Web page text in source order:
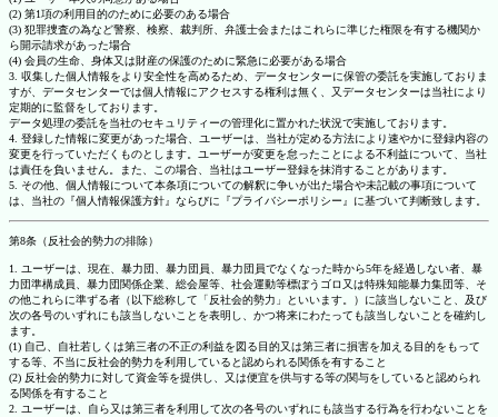
(2) 第1項の利用目的のために必要のある場合
(3) 犯罪捜査の為など警察、検察、裁判所、弁護士会またはこれらに準じた権限を有する機関か
ら開示請求があった場合
(4) 会員の生命、身体又は財産の保護のために緊急に必要がある場合
3. 収集した個人情報をより安全性を高めるため、データセンターに保管の委託を実施しておりま
すが、データセンターでは個人情報にアクセスする権利は無く、又データセンターは当社により
定期的に監督をしております。
データ処理の委託を当社のセキュリティーの管理化に置かれた状況で実施しております。
4. 登録した情報に変更があった場合、ユーザーは、当社が定める方法により速やかに登録内容の
変更を行っていただくものとします。ユーザーが変更を怠ったことによる不利益について、当社
は責任を負いません。また、この場合、当社はユーザー登録を抹消することがあります。
5. その他、個人情報について本条項についての解釈に争いが出た場合や未記載の事項について
は、当社の『個人情報保護方針』ならびに『プライバシーポリシー』に基づいて判断致します。
第8条（反社会的勢力の排除）
1. ユーザーは、現在、暴力団、暴力団員、暴力団員でなくなった時から5年を経過しない者、暴
力団準構成員、暴力団関係企業、総会屋等、社会運動等標ぼうゴロ又は特殊知能暴力集団等、そ
の他これらに準ずる者（以下総称して「反社会的勢力」といいます。）に該当しないこと、及び
次の各号のいずれにも該当しないことを表明し、かつ将来にわたっても該当しないことを確約し
ます。
(1) 自己、自社若しくは第三者の不正の利益を図る目的又は第三者に損害を加える目的をもって
する等、不当に反社会的勢力を利用していると認められる関係を有すること
(2) 反社会的勢力に対して資金等を提供し、又は便宜を供与する等の関与をしていると認められ
る関係を有すること
2. ユーザーは、自ら又は第三者を利用して次の各号のいずれにも該当する行為を行わないことを